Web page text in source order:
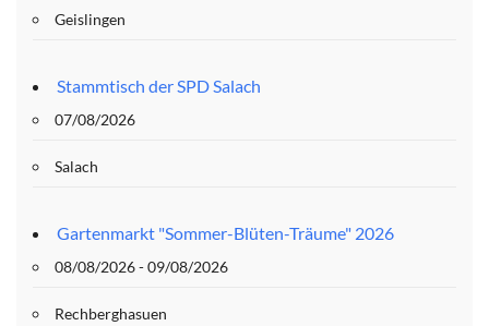
Geislingen
Stammtisch der SPD Salach
07/08/2026
Salach
Gartenmarkt "Sommer-Blüten-Träume" 2026
08/08/2026 - 09/08/2026
Rechberghasuen